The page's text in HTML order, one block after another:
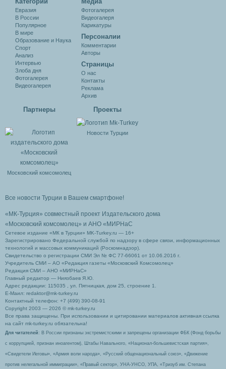
Евразия
В России
Популярное
В мире
Образование и Наука
Спорт
Анализ
Интервью
Злоба дня
Фотогалерея
Видеогалерея
Фотогалерея
Видеогалеря
Карикатуры
Персоналии
Комментарии
Авторы
Cтраницы
О нас
Контакты
Реклама
Архив
Партнеры
Московский комсомолец
Проекты
Новости Турции
Все новости Турции в Вашем смартфоне!
«МК-Турция» совместный проект Издательского дома
«Московский комсомолец» и АНО «МИРНаС
Сетевое издание «МК в Турции» MK-Turkey.ru — 16+
Зарегистрировано Федеральной службой по надзору в сфере связи, информационных
технологий и массовых коммуникаций (Роскомнадзор).
Свидетельство о регистрации СМИ Эл № ФС 77-66061 от 10.06.2016 г.
Учредитель СМИ – АО «Редакция газеты «Московский Комсомолец»
Редакция СМИ – АНО «МИРНаС»
Главный редактор — Ниязбаев Я.Ю.
Адрес редакции: 115035 , ул. Пятницкая, дом 25, строение 1.
Е-Маил: redaktor@mk-turkey.ru
Контактный телефон: +7 (499) 390-08-91
Copyright 2003 — 2026 © mk-turkey.ru
Все права защищены. При использовании и цитировании материалов активная ссылка
на сайт mk-turkey.ru обязательна!
Для читателей : В России признаны экстремистскими и запрещены организации ФБК (Фонд борьбы
с коррупцией, признан иноагентом), Штабы Навального, «Национал-большевистская партия»,
«Свидетели Иеговы», «Армия воли народа», «Русский общенациональный союз», «Движение
против нелегальной иммиграции», «Правый сектор», УНА-УНСО, УПА, «Тризуб им. Степана